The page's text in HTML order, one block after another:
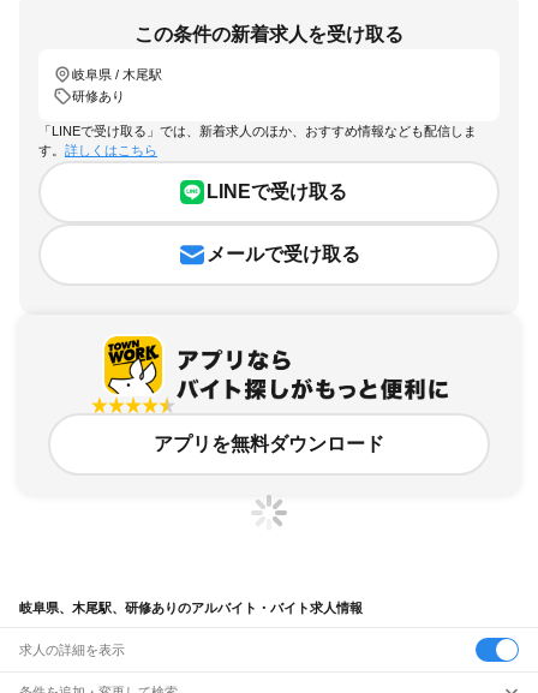
この条件の新着求人を受け取る
岐阜県 / 木尾駅
研修あり
「LINEで受け取る」では、新着求人のほか、おすすめ情報なども配信しま
す。 詳しくはこちら
LINEで受け取る
メールで受け取る
アプリを無料ダウンロード
岐阜県、木尾駅、研修ありのアルバイト・バイト求人情報
求人の詳細を表示